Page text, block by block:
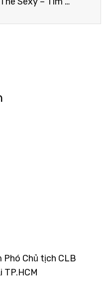
Phó Chủ tịch CLB
TP.HCM